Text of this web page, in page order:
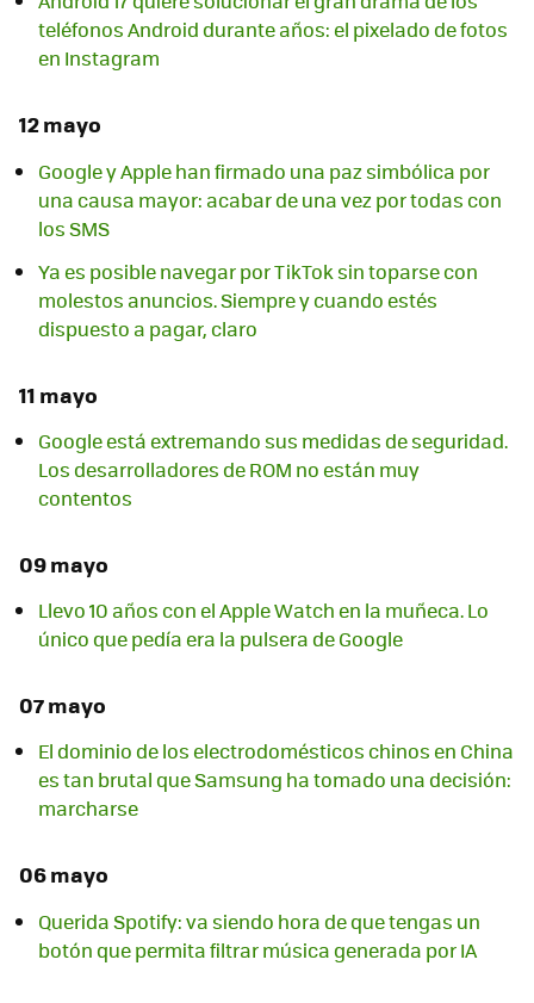
teléfonos Android durante años: el pixelado de fotos
en Instagram
12 mayo
Google y Apple han firmado una paz simbólica por
una causa mayor: acabar de una vez por todas con
los SMS
Ya es posible navegar por TikTok sin toparse con
molestos anuncios. Siempre y cuando estés
dispuesto a pagar, claro
11 mayo
Google está extremando sus medidas de seguridad.
Los desarrolladores de ROM no están muy
contentos
09 mayo
Llevo 10 años con el Apple Watch en la muñeca. Lo
único que pedía era la pulsera de Google
07 mayo
El dominio de los electrodomésticos chinos en China
es tan brutal que Samsung ha tomado una decisión:
marcharse
06 mayo
Querida Spotify: va siendo hora de que tengas un
botón que permita filtrar música generada por IA